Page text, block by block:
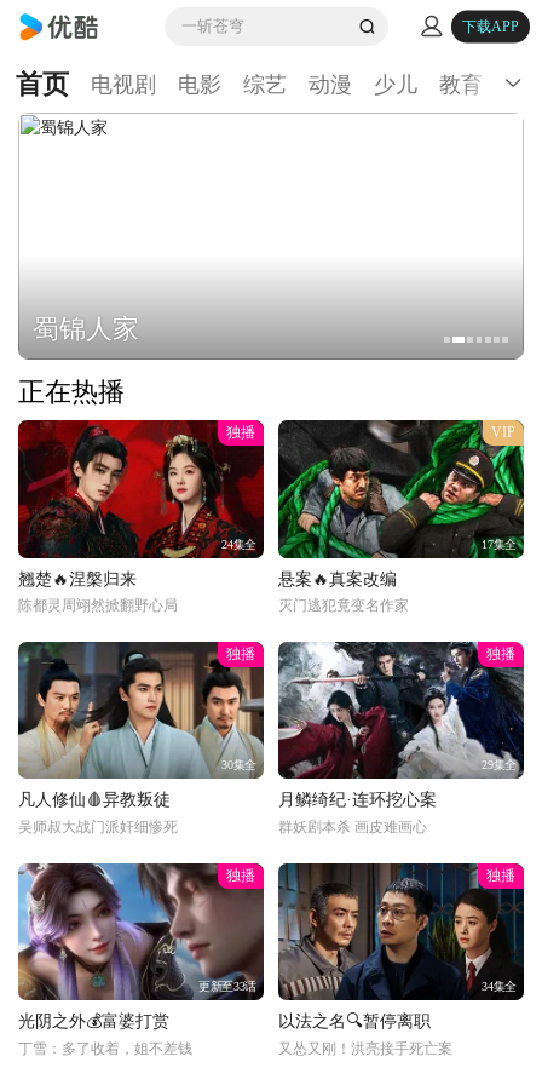
一斩苍穹 下载APP
首页 电视剧 电影 综艺 动漫 少儿 教育 生
蜀锦人家
正在热播
独播
24集全
翘楚🔥涅槃归来
陈都灵周翊然掀翻野心局
VIP
17集全
悬案🔥真案改编
灭门逃犯竟变名作家
独播
30集全
凡人修仙🩸异教叛徒
吴师叔大战门派奸细惨死
独播
29集全
月鳞绮纪·连环挖心案
群妖剧本杀 画皮难画心
独播
更新至33话
光阴之外💰富婆打赏
丁雪：多了收着，姐不差钱
独播
34集全
以法之名🔍暂停离职
又怂又刚！洪亮接手死亡案